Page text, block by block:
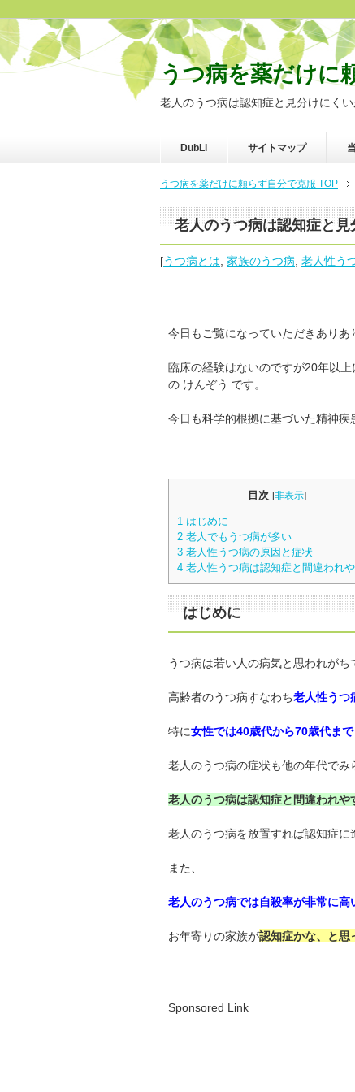
うつ病を薬だけに
老人のうつ病は認知症と見分けにく
DubLi サイトマップ
うつ病を薬だけに頼らず自分で克服 TOP
老人のうつ病は認知症と
[うつ病とは 家族のうつ病 老人性う
今日もご覧になっていただきありあ
臨床の経験はないのですが20年以
の けんぞう です。
今日も科学的根拠に基づいた精神疾
目次 [非表示]
1 はじめに
2 老人でもうつ病が多い
3 老人性うつ病の原因と症状
4 老人性うつ病は認知症と間違われ
はじめに
うつ病は若い人の病気と思われがち
高齢者のうつ病すなわち老人性うつ
特に女性では40歳代から70歳代ま
老人のうつ病の症状も他の年代でみ
老人のうつ病は認知症と間違われや
老人のうつ病を放置すれば認知症に
また、
老人のうつ病では自殺率が非常に高
お年寄りの家族が認知症かな、と思
Sponsored Link